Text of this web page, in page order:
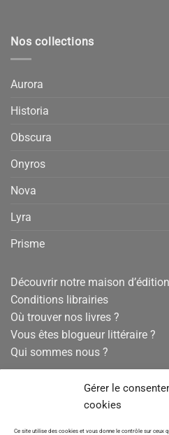
Gérer le
cookies
Ce site utilise des cookies et vous donne le contrôle sur ceux
Nos collections
Aurora
Historia
Obscura
Onyros
Nova
Lyra
Prisme
Découvrir notre maison d’édition
Conditions librairies
Où trouver nos livres ?
Vous êtes blogueur littéraire ?
Qui sommes nous ?
Conditions générales de vente
Mentions légales